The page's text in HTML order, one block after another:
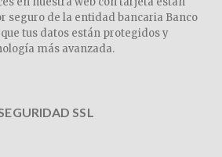
seguro de la entidad bancaria Banco
tus datos están protegidos y
más avanzada.
SSL